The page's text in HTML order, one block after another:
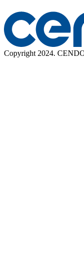
Copyright 2024.